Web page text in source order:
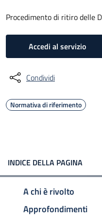
Procedimento di ritiro delle
Accedi al servizio
Condividi
Normativa di riferimento
INDICE DELLA PAGINA
A chi è rivolto
Approfondimenti